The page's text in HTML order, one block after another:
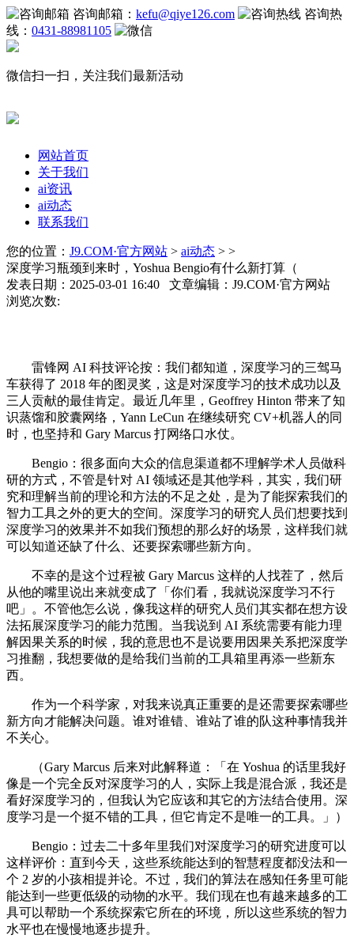
咨询邮箱： kefu@qiye126.com
咨询热
线： 0431-88981105
微信扫一扫，关注我们最新活动
网站首页
关于我们
ai资讯
ai动态
联系我们
您的位置： J9.COM·官方网站 > ai动态 > >
深度学习瓶颈到来时，Yoshua Bengio有什么新打算（
发表日期：2025-03-01 16:40 文章编辑：J9.COM·官方网站
浏览次数:
雷锋网 AI 科技评论按：我们都知道，深度学习的三驾马
车获得了 2018 年的图灵奖，这是对深度学习的技术成功以及
三人贡献的最佳肯定。最近几年里，Geoffrey Hinton 带来了知
识蒸馏和胶囊网络，Yann LeCun 在继续研究 CV+机器人的同
时，也坚持和 Gary Marcus 打网络口水仗。
Bengio：很多面向大众的信息渠道都不理解学术人员做科
研的方式，不管是针对 AI 领域还是其他学科，其实，我们研
究和理解当前的理论和方法的不足之处，是为了能探索我们的
智力工具之外的更大的空间。深度学习的研究人员们想要找到
深度学习的效果并不如我们预想的那么好的场景，这样我们就
可以知道还缺了什么、还要探索哪些新方向。
不幸的是这个过程被 Gary Marcus 这样的人找茬了，然后
从他的嘴里说出来就变成了「你们看，我就说深度学习不行
吧」。不管他怎么说，像我这样的研究人员们其实都在想方设
法拓展深度学习的能力范围。当我说到 AI 系统需要有能力理
解因果关系的时候，我的意思也不是说要用因果关系把深度学
习推翻，我想要做的是给我们当前的工具箱里再添一些新东
西。
作为一个科学家，对我来说真正重要的是还需要探索哪些
新方向才能解决问题。谁对谁错、谁站了谁的队这种事情我并
不关心。
（Gary Marcus 后来对此解释道：「在 Yoshua 的话里我好
像是一个完全反对深度学习的人，实际上我是混合派，我还是
看好深度学习的，但我认为它应该和其它的方法结合使用。深
度学习是一个挺不错的工具，但它肯定不是唯一的工具。」）
Bengio：过去二十多年里我们对深度学习的研究进度可以
这样评价：直到今天，这些系统能达到的智慧程度都没法和一
个 2 岁的小孩相提并论。不过，我们的算法在感知任务里可能
能达到一些更低级的动物的水平。我们现在也有越来越多的工
具可以帮助一个系统探索它所在的环境，所以这些系统的智力
水平也在慢慢地逐步提升。